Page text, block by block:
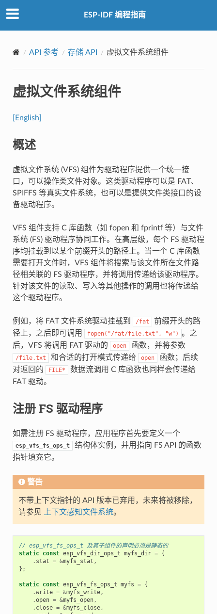
ESP-IDF 编程指南
API 参考 存储 API 虚拟文件系统组件
虚拟文件系统组件
[English]
概述
虚拟文件系统 (VFS) 组件为驱动程序提供一个统一接
口，可以操作类文件对象。这类驱动程序可以是 FAT、
SPIFFS 等真实文件系统，也可以是提供文件类接口的设
备驱动程序。
VFS 组件支持 C 库函数（如 fopen 和 fprintf 等）与文件
系统 (FS) 驱动程序协同工作。在高层级，每个 FS 驱动程
序均挂载到以某个前缀开头的路径上。当一个 C 库函数
需要打开文件时，VFS 组件将搜索与该文件所在文件路
径相关联的 FS 驱动程序，并将调用传递给该驱动程序。
针对该文件的读取、写入等其他操作的调用也将传递给
这个驱动程序。
例如，将 FAT 文件系统驱动挂载到 /fat
前缀开头的路
径上，之后即可调用
fopen("/fat/file.txt", "w") 。之
后，VFS 将调用 FAT 驱动的
open 函数，并将参数
/file.txt 和合适的打开模式传递给 open
函数；后续
对返回的
FILE*
数据流调用 C 库函数也同样会传递给
FAT 驱动。
注册 FS 驱动程序
如需注册 FS 驱动程序，应用程序首先要定义一个
esp_vfs_fs_ops_t
结构体实例，并用指向 FS API 的函数
指针填充它。
警告
不带上下文指针的 API 版本已弃用，未来将被移除，
请参见
上下文感知文件系统。
// esp_vfs_fs_ops_t 及其子组件的声明必须是静态的
static const esp_vfs_dir_ops_t myfs_dir = {
. stat = &myfs_stat ,
};
static const esp_vfs_fs_ops_t myfs = {
.write = &myfs_write,
.open = &myfs_open,
. close = &myfs_close,